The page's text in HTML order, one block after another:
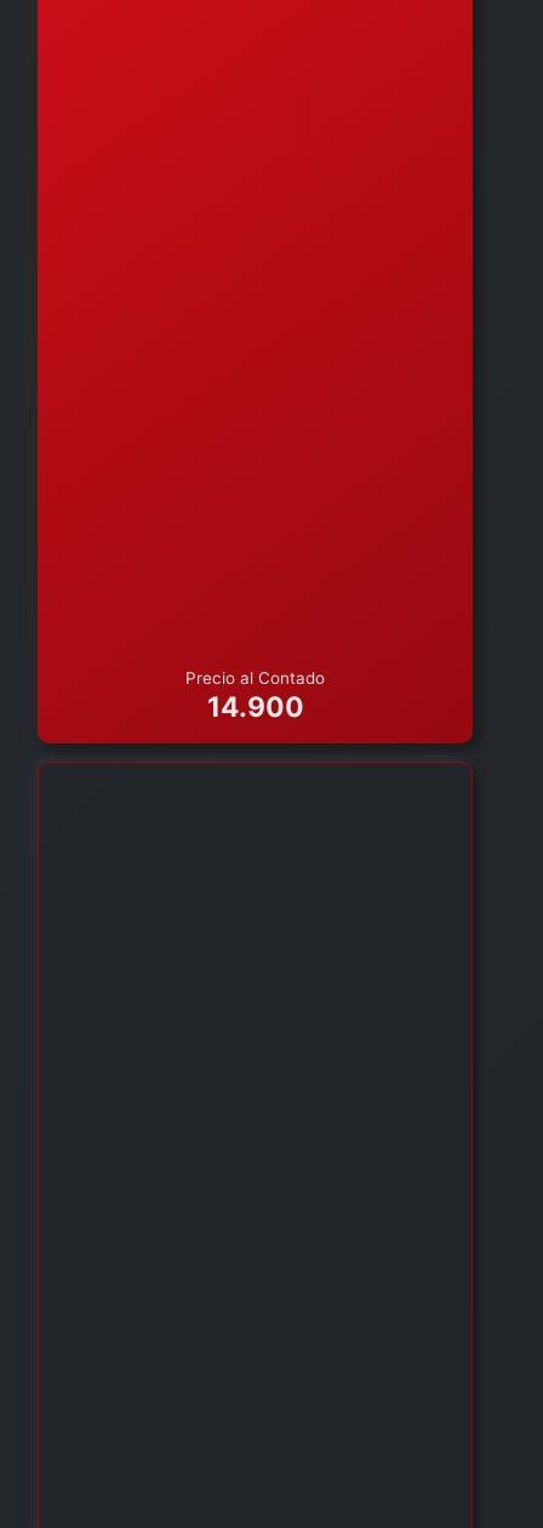
Precio al Contado
14.900